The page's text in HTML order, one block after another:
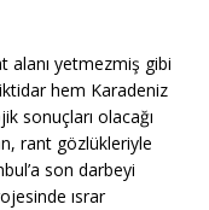
alanı yetmezmiş gibi
hem Karadeniz
sonuçları olacağı
rant gözlükleriyle
son darbeyi
ısrar